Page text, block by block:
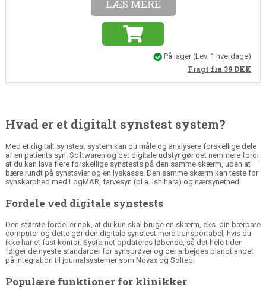
LÆS MERE
På lager(Lev. 1 hverdage)
Fragt fra 39 DKK
Hvad er et digitalt synstest system?
Med et digitalt synstest system kan du måle og analysere forskellige dele
af en patients syn. Softwaren og det digitale udstyr gør det nemmere fordi
at du kan lave flere forskellige synstests på den samme skærm, uden at
bære rundt på synstavler og en lyskasse. Den samme skærm kan teste for
synskarphed med LogMAR, farvesyn (bl.a. Ishihara) og nærsynethed.
Fordele ved digitale synstests
Den største fordel er nok, at du kun skal bruge en skærm, eks. din bærbare
computer og dette gør den digitale synstest mere transportabel, hvis du
ikke har et fast kontor. Systemet opdateres løbende, så det hele tiden
følger de nyeste standarder for synsprøver og der arbejdes blandt andet
på integration til journalsystemer som Novax og Solteq.
Populære funktioner for klinikker